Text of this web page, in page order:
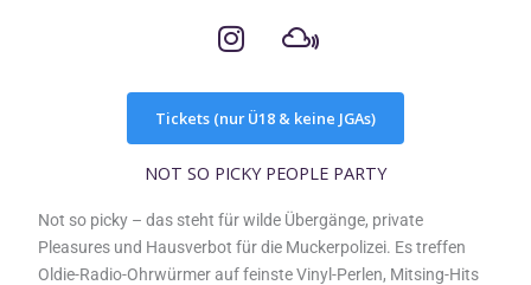
I
n
t
a
g
a
m
M
i
c
l
o
d
Tickets (nur Ü18 & keine JGAs)
NOT SO PICKY PEOPLE PARTY
Not so picky – das steht für wilde Übergänge, private
Pleasures und Hausverbot für die Muckerpolizei. Es treffen
Oldie-Radio-Ohrwürmer auf feinste Vinyl-Perlen, Mitsing-Hits